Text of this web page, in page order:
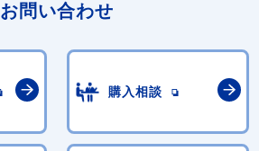
お問い合わせ
購入相談